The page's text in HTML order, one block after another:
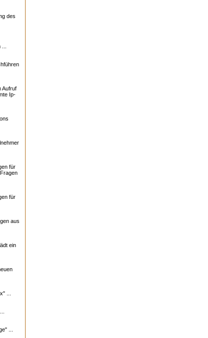
des
Aufruf
Ip-
für
für
aus
ein
...
...